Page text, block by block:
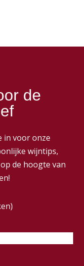
de
in voor onze
wijntips,
de hoogte van